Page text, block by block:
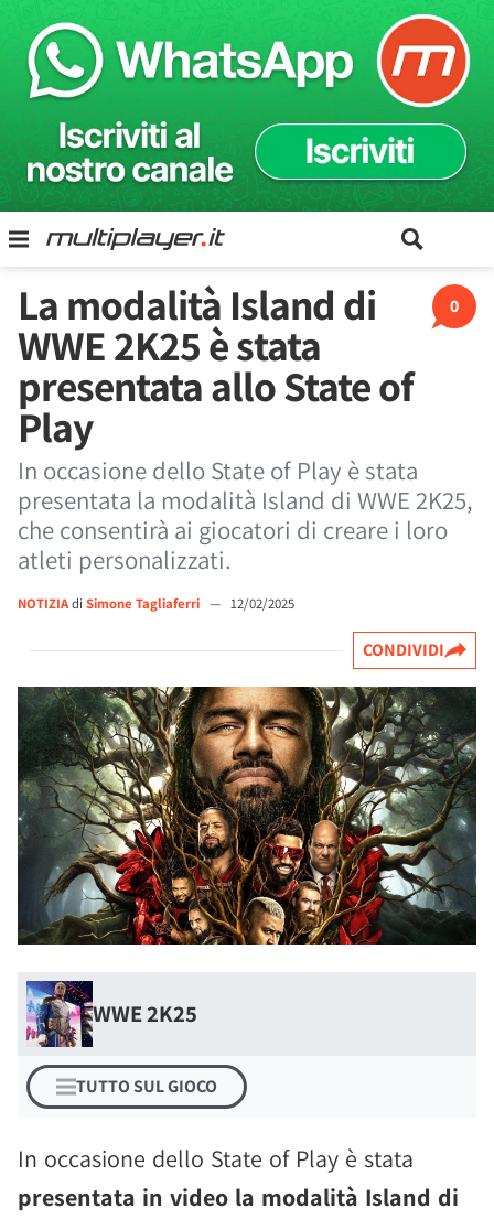
0
La modalità Island di
WWE 2K25 è stata
presentata allo State of
Play
In occasione dello State of Play è stata
presentata la modalità Island di WWE 2K25,
che consentirà ai giocatori di creare i loro
atleti personalizzati.
NOTIZIAdi Simone Tagliaferri — 12/02/2025
CONDIVIDI
WWE 2K25
TUTTO SUL GIOCO
In occasione dello State of Play è stata
presentata in video la modalità Island di